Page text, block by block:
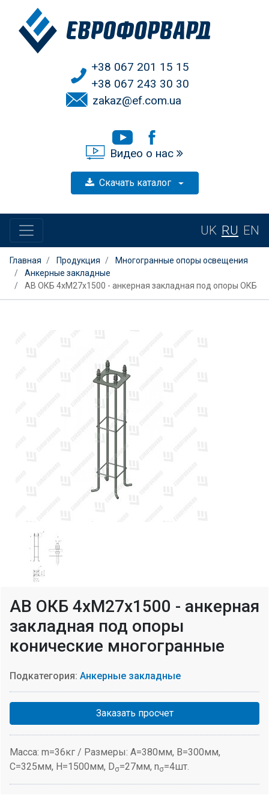
+38 067 201 15 15
+38 067 243 30 30
zakaz@ef.com.ua
Видео о нас
Скачать каталог
UK RU EN
Главная Продукция
Многогранные опоры освещения
Анкерные закладные
АВ ОКБ 4хМ27х1500 - анкерная закладная под опоры ОКБ
АВ ОКБ 4хМ27х1500 - анкерная
закладная под опоры
конические многогранные
Подкатегория: Анкерные закладные
Заказать просчет
Масса: m=36кг / Размеры: A=380мм, В=300мм,
C=325мм, H=1500мм, Dσ=27мм, nσ=4шт.